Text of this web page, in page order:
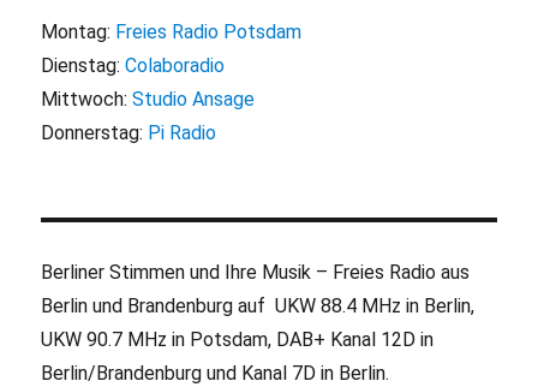
Montag: Freies Radio Potsdam
Dienstag:Colaboradio
Mittwoch:Studio Ansage
Donnerstag: Pi Radio
Berliner Stimmen und Ihre Musik – Freies Radio aus
Berlin und Brandenburg auf UKW 88.4 MHz in Berlin,
UKW 90.7 MHz in Potsdam, DAB+ Kanal 12D in
Berlin/Brandenburg und Kanal 7D in Berlin.